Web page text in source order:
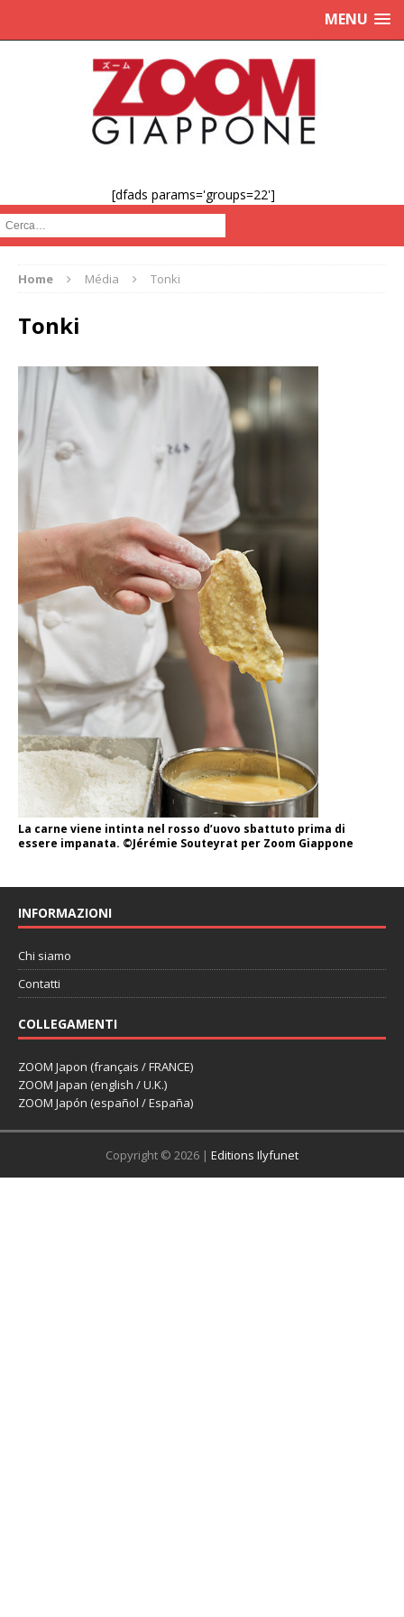
MENU
[dfads params='groups=22']
Cerca :
Home Média Tonki
Tonki
La carne viene intinta nel rosso d’uovo sbattuto prima di
essere impanata. ©Jérémie Souteyrat per Zoom Giappone
INFORMAZIONI
Chi siamo
Contatti
COLLEGAMENTI
ZOOM Japon (français / FRANCE)
ZOOM Japan (english / U.K.)
ZOOM Japón (español / España)
Copyright © 2026 | Editions Ilyfunet